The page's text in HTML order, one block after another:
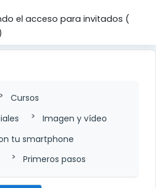
el acceso para invitados (
Cursos
Imagen y vídeo
tu smartphone
Primeros pasos